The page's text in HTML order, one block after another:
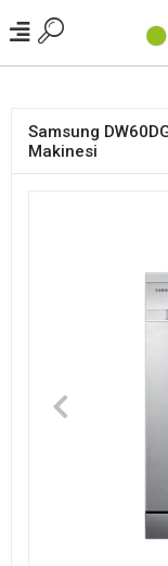
Samsung
Makinesi